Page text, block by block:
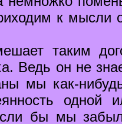
к мысли
таким
Ведь он не
мы как-
одной
бы мы